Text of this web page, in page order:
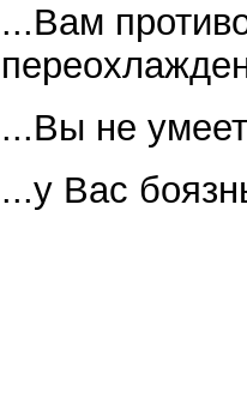
...Вам
...Вы не
...у Вас